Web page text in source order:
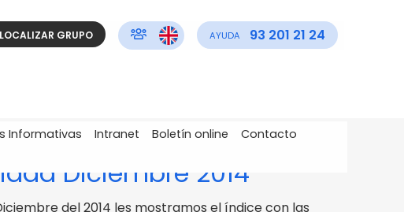
LOCALIZAR GRUPO AYUDA 93 201 21 24
Informativas Intranet Boletín online
Contacto
Diciembre 2014
del 2014 les mostramos el índice con las